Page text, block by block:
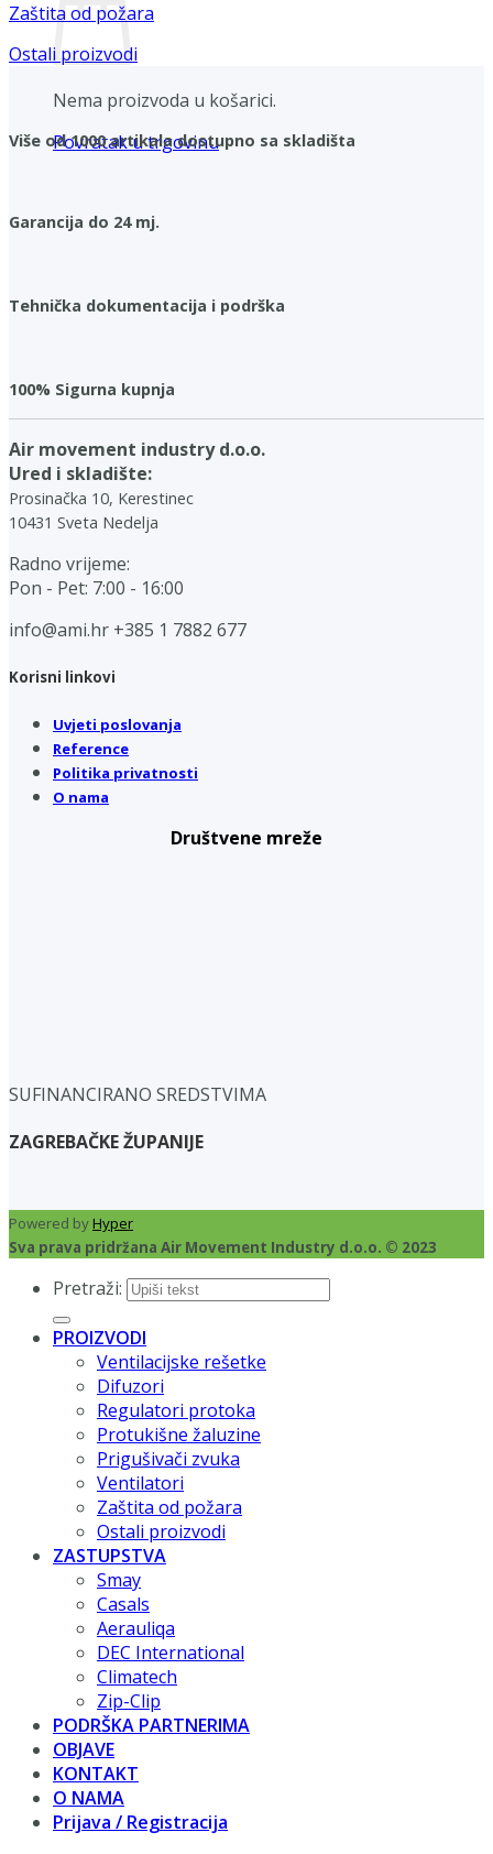
Nema proizvoda u košarici.
Povratak u trgovinu
Zaštita od požara
Ostali proizvodi
Više od 1000 artikala dostupno sa skladišta
Garancija do 24 mj.
Tehnička dokumentacija i podrška
100% Sigurna kupnja
Air movement industry d.o.o.
Ured i skladište:
Prosinačka 10, Kerestinec
10431 Sveta Nedelja
Radno vrijeme:
Pon - Pet: 7:00 - 16:00
info@ami.hr +385 1 7882 677
Korisni linkovi
Uvjeti poslovanja
Reference
Politika privatnosti
O nama
Društvene mreže
SUFINANCIRANO SREDSTVIMA
ZAGREBAČKE ŽUPANIJE
Powered byHyper
Sva prava pridržana Air Movement Industry d.o.o. © 2023
Pretraži:
PROIZVODI
Ventilacijske rešetke
Difuzori
Regulatori protoka
Protukišne žaluzine
Prigušivači zvuka
Ventilatori
Zaštita od požara
Ostali proizvodi
ZASTUPSTVA
Smay
Casals
Aerauliqa
DEC International
Climatech
Zip-Clip
PODRŠKA PARTNERIMA
OBJAVE
KONTAKT
O NAMA
Prijava / Registracija